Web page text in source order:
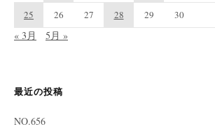
25
26 27 28 29 30
« 3月 5月 »
最近の投稿
NO.656